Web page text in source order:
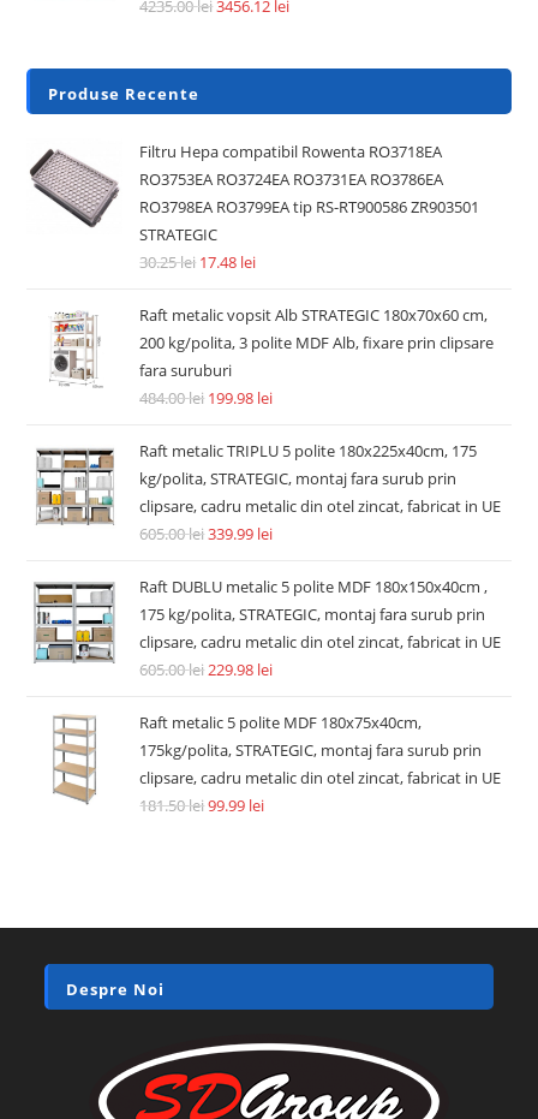
4235.00lei3456.12 lei
Produse Recente
Filtru Hepa compatibil Rowenta RO3718EA
RO3753EA RO3724EA RO3731EA RO3786EA
RO3798EA RO3799EA tip RS-RT900586 ZR903501
STRATEGIC
30.25lei 17.48 lei
Raft metalic vopsit Alb STRATEGIC 180x70x60 cm,
200 kg/polita, 3 polite MDF Alb, fixare prin clipsare
fara suruburi
484.00lei 199.98 lei
Raft metalic TRIPLU 5 polite 180x225x40cm, 175
kg/polita, STRATEGIC, montaj fara surub prin
clipsare, cadru metalic din otel zincat, fabricat in UE
605.00lei339.99 lei
Raft DUBLU metalic 5 polite MDF 180x150x40cm ,
175 kg/polita, STRATEGIC, montaj fara surub prin
clipsare, cadru metalic din otel zincat, fabricat in UE
605.00lei229.98 lei
Raft metalic 5 polite MDF 180x75x40cm,
175kg/polita, STRATEGIC, montaj fara surub prin
clipsare, cadru metalic din otel zincat, fabricat in UE
181.50lei99.99 lei
Despre Noi